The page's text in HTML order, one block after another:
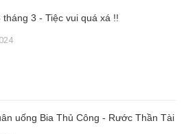
tháng 3 - Tiệc vui quá xá !!
uống Bia Thủ Công - Rước Thần Tài